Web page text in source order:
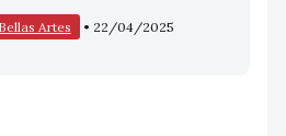
Artes • 22/04/2025